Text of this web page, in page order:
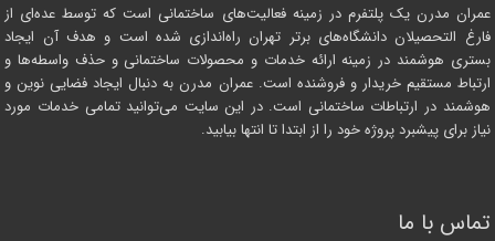
عمران مدرن یک پلتفرم در زمینه فعالیت‌های ساختمانی است که توسط عده‌ای از
فارغ التحصیلان دانشگاه‌های برتر تهران راه‌اندازی شده است و هدف آن ایجاد
بستری هوشمند در زمینه ارائه خدمات و محصولات ساختمانی و حذف واسطه‌ها و
ارتباط مستقیم خریدار و فروشنده است. عمران مدرن به دنبال ایجاد فضایی نوین و
هوشمند در ارتباطات ساختمانی است. در این سایت می‌توانید تمامی خدمات مورد
نیاز برای پیشبرد پروژه خود را از ابتدا تا انتها بیابید.
تماس با ما